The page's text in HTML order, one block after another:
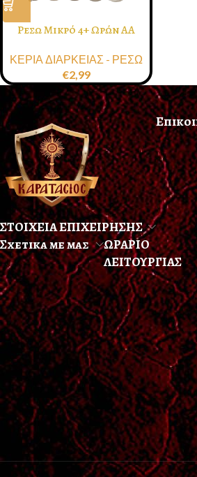
Ρεσω Μικρό 4+ Ωρών ΑΑ
ΚΕΡΙΑ ΔΙΑΡΚΕΙΑΣ - ΡΕΣΩ
€2,99
ΣΤΟΙΧΕΙΑ ΕΠΙΧΕΙΡΗΣΗΣ
Σχετικα με μας
ΩΡΑΡΙΟ
ΛΕΙΤΟΥΡΓΙΑΣ